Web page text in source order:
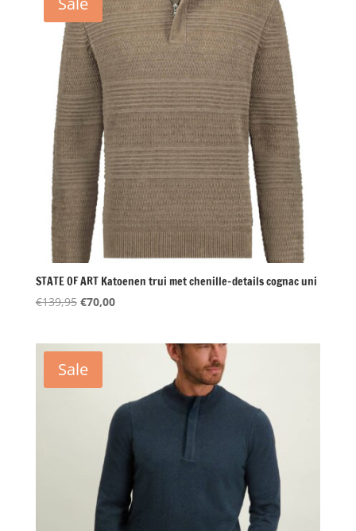
STATE OF ART Katoenen trui met chenille-details cognac uni
€139,95 Oorspronkelijke
€139,95.
€70,00Huidige
Sale